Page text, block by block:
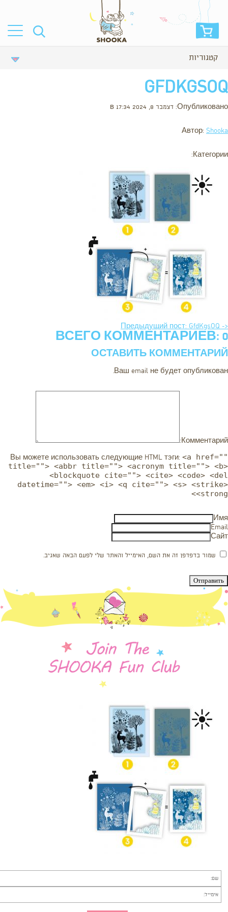
קטגוריות
GFDKGSOQ
Опубликовано: דצמבר 8, 2024 в 17:34
Автор: Shooka
Категории:
<- Предыдущий пост: GfdKgsOQ
ВСЕГО КОММЕНТАРИЕВ: 0
ОСТАВИТЬ КОММЕНТАРИЙ
Ваш email не будет опубликован.
Комментарий:
Вы можете использовать следующие HTML тэги: <a href=""
title=""> <abbr title=""> <acronym title=""> <b>
<blockquote cite=""> <cite> <code> <del
datetime=""> <em> <i> <q cite=""> <s> <strike>
<strong>
Имя
Email
Сайт
שמור בדפדפן זה את השם, האימייל והאתר שלי לפעם הבאה שאגיב.